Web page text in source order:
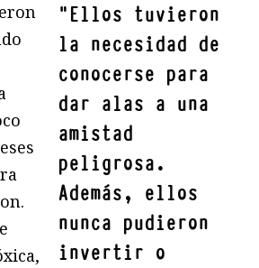
"Ellos tuvieron
la necesidad de
conocerse para
dar alas a una
amistad
peligrosa.
Además, ellos
nunca pudieron
invertir o